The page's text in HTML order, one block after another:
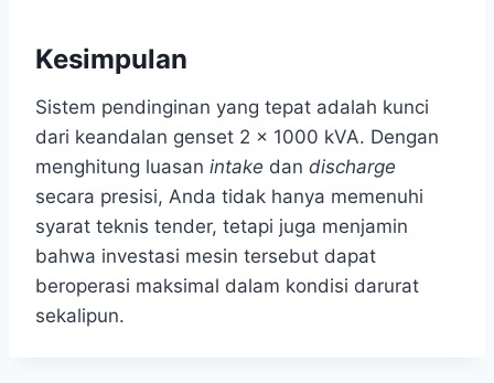
Kesimpulan
Sistem pendinginan yang tepat adalah kunci
dari keandalan genset 2 x 1000 kVA. Dengan
menghitung luasan intake dan discharge
secara presisi, Anda tidak hanya memenuhi
syarat teknis tender, tetapi juga menjamin
bahwa investasi mesin tersebut dapat
beroperasi maksimal dalam kondisi darurat
sekalipun.